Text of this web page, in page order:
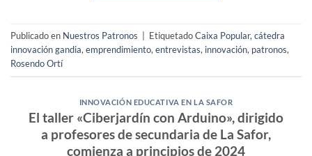
Publicado en Nuestros Patronos EtiquetadoCaixa Popular, cátedra
innovación gandia, emprendimiento, entrevistas, innovación, patronos,
Rosendo Ortí
INNOVACIÓN EDUCATIVA EN LA SAFOR
El taller «Ciberjardín con Arduino», dirigido
a profesores de secundaria de La Safor,
comienza a principios de 2024